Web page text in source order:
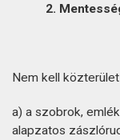
2.
Nem kell
a) a szobrok,
alapzatos